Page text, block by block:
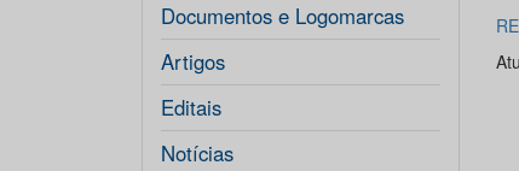
Documentos e Logomarcas
Artigos
Editais
Notícias